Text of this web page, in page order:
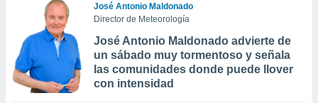
José Antonio Maldonado
Director de Meteorología
José Antonio Maldonado advierte de
un sábado muy tormentoso y señala
las comunidades donde puede llover
con intensidad